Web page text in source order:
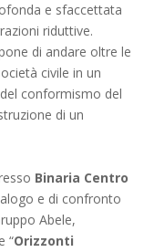
e sfaccettata
riduttive.
di andare oltre le
civile in un
conformismo del
di un
Binaria Centro
e di confronto
Abele,
“Orizzonti